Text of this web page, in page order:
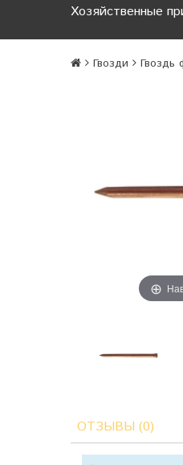
Хозяйственные
Гвозди
ОТЗЫВЫ (0)